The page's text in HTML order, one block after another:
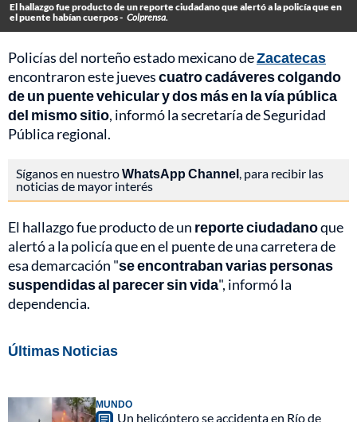
El hallazgo fue producto de un reporte ciudadano que alertó a la policía que en
el puente habían cuerpos - Colprensa.
Policías del norteño estado mexicano deZacatecas
encontraron este juevescuatro cadáveres colgando
de un puente vehicular y dos más en la vía pública
del mismo sitio, informó la secretaría de Seguridad
Pública regional.
Síganos en nuestroWhatsApp Channel, para recibir las
noticias de mayor interés
El hallazgo fue producto de un reporte ciudadanoque
alertó a la policía que en el puente de una carretera de
esa demarcación "se encontraban varias personas
suspendidas al parecer sin vida", informó la
dependencia.
Últimas Noticias
MUNDO
Un helicóptero se accidenta en Río de